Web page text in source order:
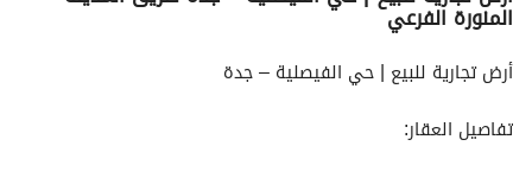
المنورة الفرعي
أرض تجارية للبيع | حي الفيصلية – جدة
تفاصيل العقار: